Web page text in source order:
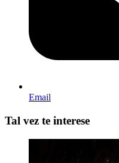
Email
Tal vez te interese